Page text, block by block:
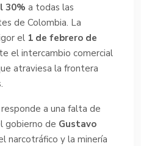
30% a todas las
de Colombia. La
el 1 de febrero de
el intercambio comercial
atraviesa la frontera
a una falta de
gobierno de Gustavo
narcotráfico y la minería